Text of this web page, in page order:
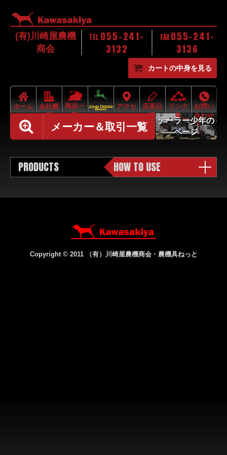
(有)川崎屋農機
商会
TEL 055-241-
3132
FAX 055-241-
3136
カートの中身を見る
ホーム
会社概
要
商品一
覧
アクセ
ス
店長日
記
リンク
集
お問い
合わせ
メーカー＆取引一覧
テーラー少年の
ページ
PRODUCTS HOW TO USE
Copyright © 2011 （有）川崎屋農機商会・農機具ねっと